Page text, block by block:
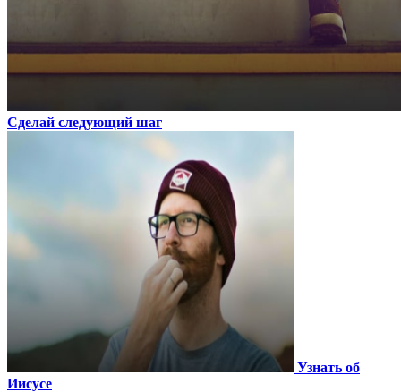
Сделай следующий шаг
Узнать об
Иисусе